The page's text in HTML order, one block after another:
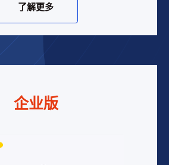
了解更多
企业版